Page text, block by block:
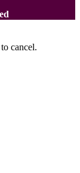
to cancel.